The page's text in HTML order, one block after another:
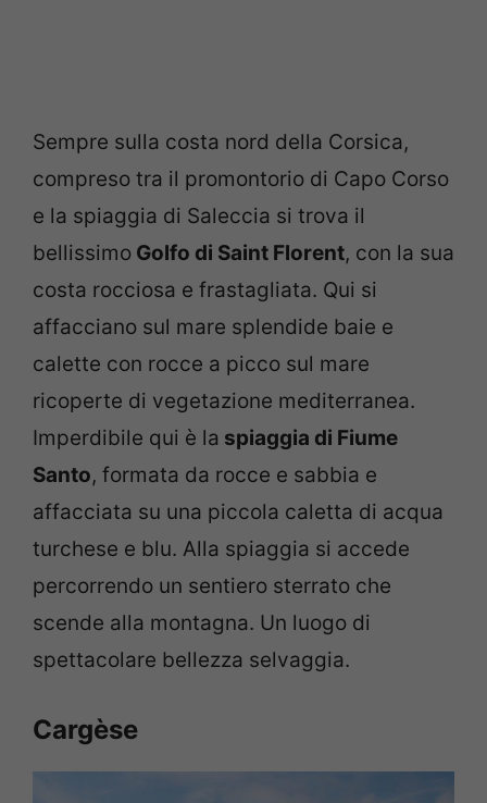
Sempre sulla costa nord della Corsica,
compreso tra il promontorio di Capo Corso
e la spiaggia di Saleccia si trova il
bellissimo Golfo di Saint Florent, con la sua
costa rocciosa e frastagliata. Qui si
affacciano sul mare splendide baie e
calette con rocce a picco sul mare
ricoperte di vegetazione mediterranea.
Imperdibile qui è la spiaggia di Fiume
Santo, formata da rocce e sabbia e
affacciata su una piccola caletta di acqua
turchese e blu. Alla spiaggia si accede
percorrendo un sentiero sterrato che
scende alla montagna. Un luogo di
spettacolare bellezza selvaggia.
Cargèse